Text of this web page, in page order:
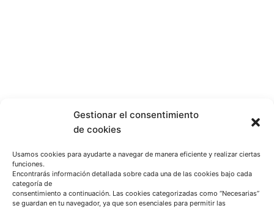
Gestionar el consentimiento
de cookies
Usamos cookies para ayudarte a navegar de manera eficiente y realizar ciertas
funciones.
Encontrarás información detallada sobre cada una de las cookies bajo cada
categoría de
consentimiento a continuación. Las cookies categorizadas como “Necesarias”
se guardan en tu navegador, ya que son esenciales para permitir las